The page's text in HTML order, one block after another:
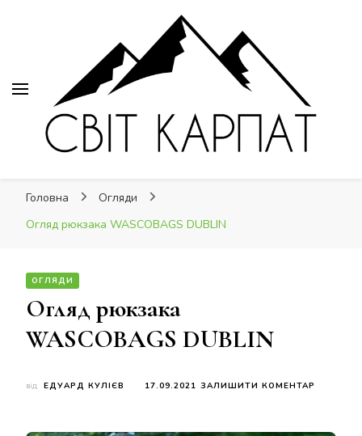
Світ Карпат
Головна
Огляди
Огляд рюкзака WASCOBAGS DUBLIN
ОГЛЯДИ
Огляд рюкзака
WASCOBAGS DUBLIN
від ЕДУАРД КУЛІЄВ 17.09.2021 ЗАЛИШИТИ КОМЕНТАР